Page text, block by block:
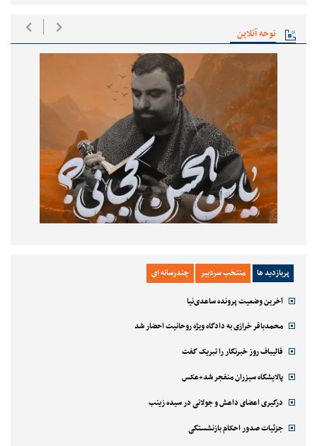
نوحه آنلاین
پربازدید ها منتخب سردبیر چندرسانه ای
آخرین وضعیت پرونده ساعدی‌نیا
محمدباقر خرازی به دادگاه ویژه روحانیت احضار شد
قالیباف روز خبرنگار را تبریک گفت
پالایشگاه سیزران منفجر شد+عکس
درگیری اعضای داعش و جولانی در سیده زینب
جزئیات صدور احکام بازنشستگی